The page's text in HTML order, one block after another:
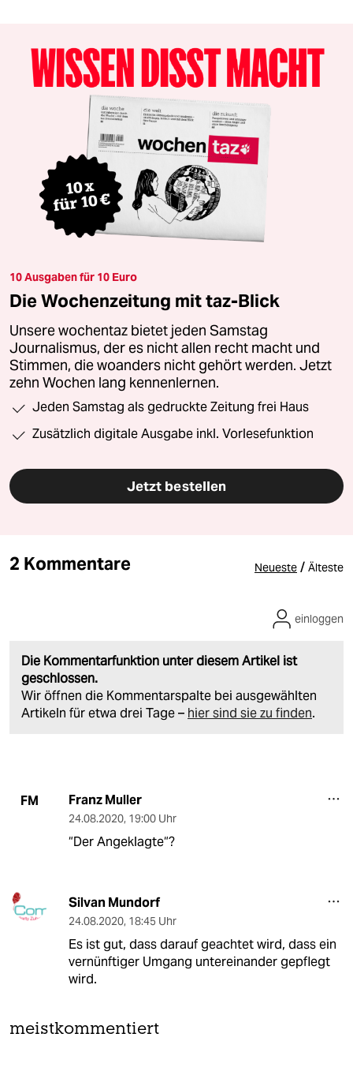
10 Ausgaben für 10 Euro
Die Wochenzeitung mit taz-Blick
Unsere wochentaz bietet jeden Samstag
Journalismus, der es nicht allen recht macht und
Stimmen, die woanders nicht gehört werden. Jetzt
zehn Wochen lang kennenlernen.
Jeden Samstag als gedruckte Zeitung frei Haus
Zusätzlich digitale Ausgabe inkl. Vorlesefunktion
Jetzt bestellen
2 Kommentare Neueste / Älteste
Die Kommentarfunktion unter diesem Artikel ist
geschlossen.
Wir öffnen die Kommentarspalte bei ausgewählten
Artikeln für etwa drei Tage – hier sind sie zu finden.
einloggen
FM Franz Muller
24.08.2020, 19:00 Uhr
“Der Angeklagte“?
Silvan Mundorf
24.08.2020, 18:45 Uhr
Es ist gut, dass darauf geachtet wird, dass ein
vernünftiger Umgang untereinander gepflegt
wird.
meistkommentiert